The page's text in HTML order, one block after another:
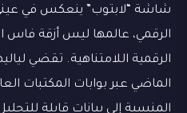
شاشة “لابتوب” ينعكس في عيني
الرقمي، عالمها ليس أزقة فاس
الرقمية اللامتناهية. تقضي
الماضي عبر بوابات المكتبات
المنسية إلى بيانات قابلة